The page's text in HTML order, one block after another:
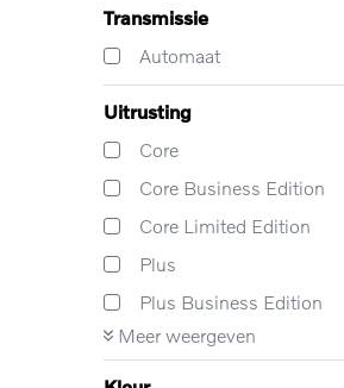
Transmissie
Automaat
Uitrusting
Core
Core Business Edition
Core Limited Edition
Plus
Plus Business Edition
Meer weergeven